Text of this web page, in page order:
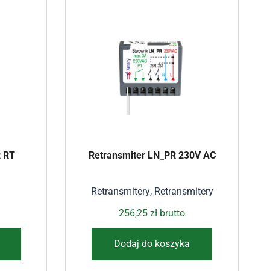
RT
Retransmitery, Retransmitery
Retransmiter LN_PR 230V AC
256,25zł brutto
Dodaj do koszyka